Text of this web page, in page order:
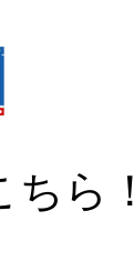
ら！